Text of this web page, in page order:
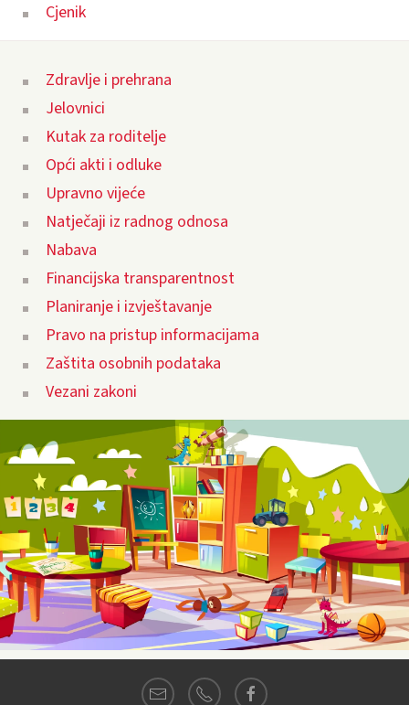
Cjenik
Zdravlje i prehrana
Jelovnici
Kutak za roditelje
Opći akti i odluke
Upravno vijeće
Natječaji iz radnog odnosa
Nabava
Financijska transparentnost
Planiranje i izvještavanje
Pravo na pristup informacijama
Zaštita osobnih podataka
Vezani zakoni